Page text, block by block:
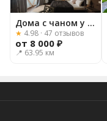
Дома с чаном у реки
★ 4.98 · 47 отзывов
от 8 000 ₽
📍 63.95 км